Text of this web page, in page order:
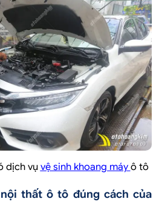
dịch vụ vệ sinh khoang máy ô tô
thất ô tô đúng cách của